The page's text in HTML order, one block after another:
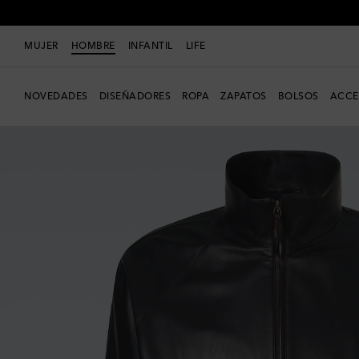
MUJER HOMBRE INFANTIL LIFE
NOVEDADES DISEÑADORES ROPA ZAPATOS BOLSOS